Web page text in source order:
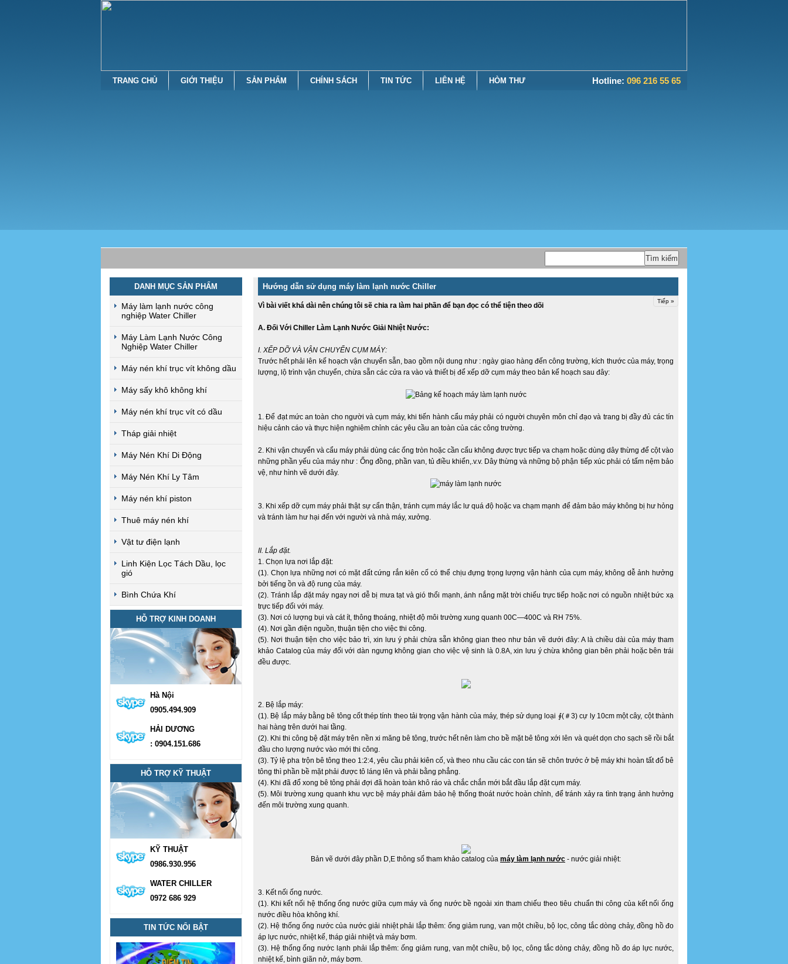
Hotline: 096 216 55 65
TRANG CHỦ GIỚI THIỆU SẢN PHẨM CHÍNH SÁCH TIN TỨC LIÊN HỆ HÒM THƯ
DANH MỤC SẢN PHẨM
Máy làm lạnh nước công
nghiệp Water Chiller
Máy Làm Lạnh Nước Công
Nghiệp Water Chiller
Máy nén khí trục vít không dầu
Máy sấy khô không khí
Máy nén khí trục vít có dầu
Tháp giải nhiệt
Máy Nén Khí Di Động
Máy Nén Khí Ly Tâm
Máy nén khí piston
Thuê máy nén khí
Vật tư điện lạnh
Linh Kiện Lọc Tách Dầu, lọc
gió
Bình Chứa Khí
HỖ TRỢ KINH DOANH
Hà Nội
0905.494.909
HẢI DƯƠNG
: 0904.151.686
HỖ TRỢ KỸ THUẬT
KỸ THUẬT
0986.930.956
WATER CHILLER
0972 686 929
TIN TỨC NỔI BẬT
Hướng dẫn sử dụng máy làm lạnh nước Chiller
Vì bài viết khá dài nên chúng tôi sẽ chia ra làm hai phần để bạn đọc có thể tiện theo dõi
A. Đối Với Chiller Làm Lạnh Nước Giải Nhiệt Nước:
I. XẾP DỠ VÀ VẬN CHUYỂN CỤM MÁY:
Trước hết phải lên kế hoạch vận chuyển sẵn, bao gồm nội dung như : ngày giao hàng đến công trường, kích thước của máy, trọng
lượng, lộ trình vận chuyển, chừa sẵn các cửa ra vào và thiết bị để xếp dỡ cụm máy theo bản kế hoạch sau đây:
1. Để đạt mức an toàn cho người và cụm máy, khi tiến hành cẩu máy phải có người chuyên môn chỉ đạo và trang bị đầy đủ các tín
hiệu cảnh cáo và thực hiện nghiêm chỉnh các yêu cầu an toàn của các công trường.
2. Khi vận chuyển và cẩu máy phải dùng các ống tròn hoặc cần cẩu không được trực tiếp va chạm hoặc dùng dây thừng để cột vào
những phần yếu của máy như : Ống đồng, phần van, tủ điều khiển,.v.v. Dây thừng và những bộ phận tiếp xúc phải có tấm nệm bảo
vệ, như hình vẽ dưới đây.
3. Khi xếp dỡ cụm máy phải thật sự cẩn thận, tránh cụm máy lắc lư quá độ hoặc va chạm mạnh để đảm bảo máy không bị hư hỏng
và tránh làm hư hại đến với người và nhà máy, xưởng.
II. Lắp đặt.
1. Chọn lựa nơi lắp đặt:
(1). Chọn lựa những nơi có mặt đất cứng rắn kiên cố có thể chịu đựng trọng lượng vận hành của cụm máy, không dễ ảnh hưởng
bởi tiếng ồn và độ rung của máy.
(2). Tránh lắp đặt máy ngay nơi dễ bị mưa tạt và gió thổi mạnh, ánh nắng mặt trời chiếu trực tiếp hoặc nơi có nguồn nhiệt bức xạ
trực tiếp đối với máy.
(3). Nơi có lượng bụi và cát ít, thông thoáng, nhiệt độ môi trường xung quanh 00C—400C và RH 75%.
(4). Nơi gần điện nguồn, thuận tiện cho việc thi công.
(5). Nơi thuận tiện cho việc bảo trì, xin lưu ý phải chừa sẵn không gian theo như bản vẽ dưới đây: A là chiều dài của máy tham
khảo Catalog của máy đối với dàn ngưng không gian cho việc vệ sinh là 0.8A, xin lưu ý chừa không gian bên phải hoặc bên trái
đều được.
2. Bệ lắp máy:
(1). Bệ lắp máy bằng bê tông cốt thép tính theo tải trọng vận hành của máy, thép sử dụng loại ∮(＃3) cự ly 10cm một cây, cột thành
hai hàng trên dưới hai tầng.
(2). Khi thi công bệ đặt máy trên nền xi măng bê tông, trước hết nên làm cho bề mặt bê tông xới lên và quét dọn cho sạch sẽ rồi bắt
đầu cho lượng nước vào mới thi công.
(3). Tỷ lệ pha trộn bê tông theo 1:2:4, yêu cầu phải kiên cố, và theo nhu cầu các con tán sẽ chôn trước ở bệ máy khi hoàn tất đổ bê
tông thì phần bề mặt phải được tô láng lên và phải bằng phẳng.
(4). Khi đã đổ xong bê tông phải đợi đã hoàn toàn khô ráo và chắc chắn mới bắt đầu lắp đặt cụm máy.
(5). Môi trường xung quanh khu vực bệ máy phải đảm bảo hệ thống thoát nước hoàn chỉnh, để tránh xảy ra tình trạng ảnh hưởng
đến môi trường xung quanh.
Bản vẽ dưới đây phần D,E thông số tham khảo catalog của máy làm lạnh nước - nước giải nhiệt:
3. Kết nối ống nước.
(1). Khi kết nối hệ thống ống nước giữa cụm máy và ống nước bề ngoài xin tham chiếu theo tiêu chuẩn thi công của kết nối ống
nước điều hòa không khí.
(2). Hệ thống ống nước của nước giải nhiệt phải lắp thêm: ống giảm rung, van một chiều, bộ lọc, công tắc dòng chảy, đồng hồ đo
áp lực nước, nhiệt kế, tháp giải nhiệt và máy bơm.
(3). Hệ thống ống nước lạnh phải lắp thêm: ống giảm rung, van một chiều, bộ lọc, công tắc dòng chảy, đồng hồ đo áp lực nước,
nhiệt kế, bình giãn nở, máy bơm.
Tiếp »